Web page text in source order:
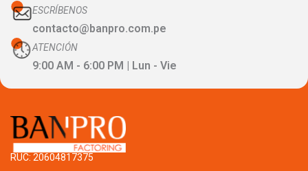
ESCRÍBENOS
contacto@banpro.com.pe
ATENCIÓN
9:00 AM - 6:00 PM | Lun - Vie
RUC: 20604817375